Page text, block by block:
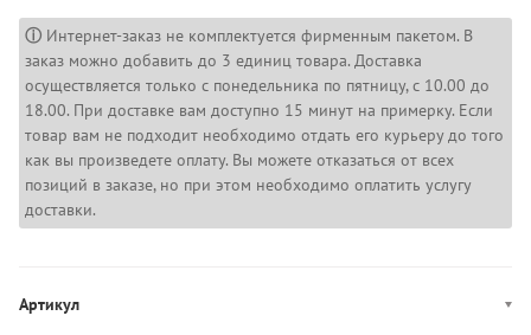
ⓘ Интернет-заказ не комплектуется фирменным пакетом. В
заказ можно добавить до 3 единиц товара. Доставка
осуществляется только с понедельника по пятницу, с 10.00 до
18.00. При доставке вам доступно 15 минут на примерку. Если
товар вам не подходит необходимо отдать его курьеру до того
как вы произведете оплату. Вы можете отказаться от всех
позиций в заказе, но при этом необходимо оплатить услугу
доставки.
Артикул